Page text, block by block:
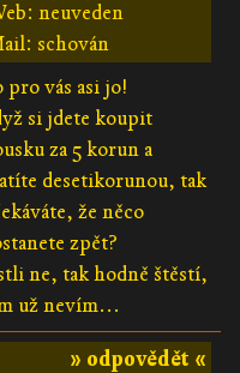
neuveden
schován
pro vás asi jo!
si jdete koupit
za 5 korun a
desetikorunou, tak
že něco
zpět?
ne, tak hodně štěstí,
už nevím...
» odpovědět «